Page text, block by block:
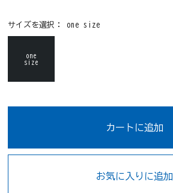
サイズを選択：one size
one
size
カートに追加
お気に入りに追加